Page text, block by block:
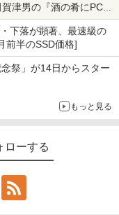
津男の『酒の肴にPCゲ
下落が顕著、最速級の
前半のSSD価格]
祭」が14日からスター
もっと見る
ローする